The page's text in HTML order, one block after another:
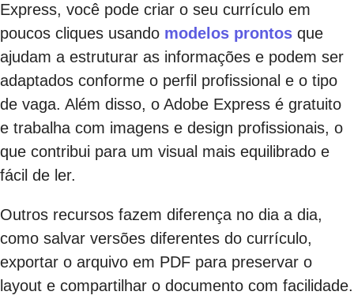
Express, você pode criar o seu currículo em
poucos cliques usando modelos prontos que
ajudam a estruturar as informações e podem ser
adaptados conforme o perfil profissional e o tipo
de vaga. Além disso, o Adobe Express é gratuito
e trabalha com imagens e design profissionais, o
que contribui para um visual mais equilibrado e
fácil de ler.
Outros recursos fazem diferença no dia a dia,
como salvar versões diferentes do currículo,
exportar o arquivo em PDF para preservar o
layout e compartilhar o documento com facilidade.